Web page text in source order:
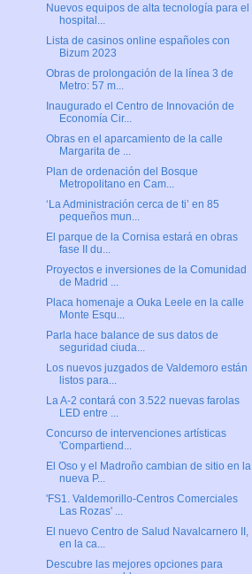
Nuevos equipos de alta tecnología para el
hospital...
Lista de casinos online españoles con
Bizum 2023
Obras de prolongación de la línea 3 de
Metro: 57 m...
Inaugurado el Centro de Innovación de
Economía Cir...
Obras en el aparcamiento de la calle
Margarita de ...
Plan de ordenación del Bosque
Metropolitano en Cam...
‘La Administración cerca de ti’ en 85
pequeños mun...
El parque de la Cornisa estará en obras
fase II du...
Proyectos e inversiones de la Comunidad
de Madrid ...
Placa homenaje a Ouka Leele en la calle
Monte Esqu...
Parla hace balance de sus datos de
seguridad ciuda...
Los nuevos juzgados de Valdemoro están
listos para...
La A-2 contará con 3.522 nuevas farolas
LED entre ...
Concurso de intervenciones artísticas
'Compartiend...
El Oso y el Madroño cambian de sitio en la
nueva P...
'FS1. Valdemorillo-Centros Comerciales
Las Rozas' ...
El nuevo Centro de Salud Navalcarnero II,
en la ca...
Descubre las mejores opciones para